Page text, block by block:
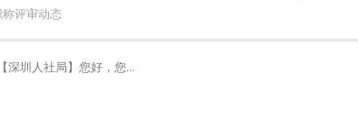
评审动态
深圳人社局】您好，您...